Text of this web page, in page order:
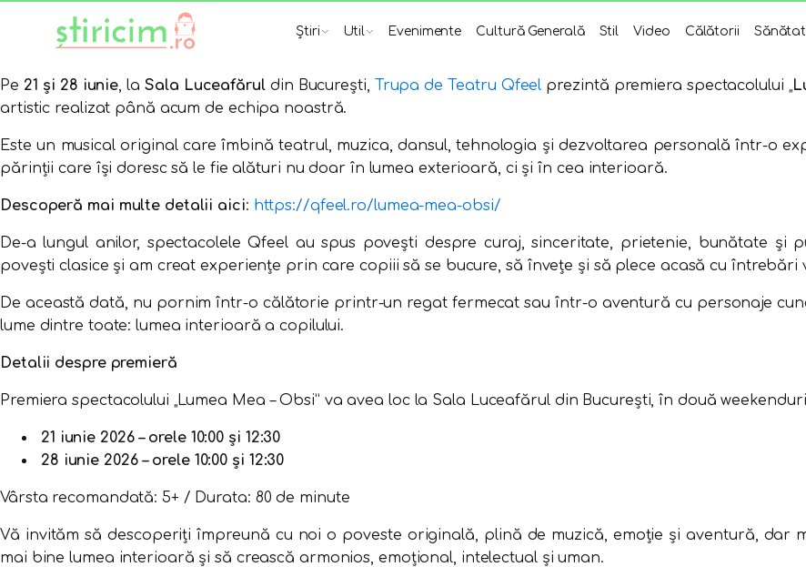
Știri Util Evenimente Cultură Generală Stil Video Călătorii
Pe 21 și 28 iunie, laSala Luceafărul din București, Trupa de Teatru Qfeel prezintă premiera spectacolului „
artistic realizat până acum de echipa noastră.
Este un musical original care îmbină teatrul, muzica, dansul, tehnologia și dezvoltarea personală într-o
părinții care își doresc să le fie alături nu doar în lumea exterioară, ci și în cea interioară.
Descoperă mai multe detalii aici: https://qfeel.ro/lumea-mea-obsi/
De-a lungul anilor, spectacolele Qfeel au spus povești despre curaj, sinceritate, prietenie, bunătate
povești clasice și am creat experiențe prin care copiii să se bucure, să învețe și să plece acasă cu întrebări
De această dată, nu pornim într-o călătorie printr-un regat fermecat sau într-o aventură cu personaje
lume dintre toate: lumea interioară a copilului.
Detalii despre premieră
Premiera spectacolului „Lumea Mea – Obsi” va avea loc la Sala Luceafărul din București, în două
21 iunie 2026 – orele 10:00 și 12:30
28 iunie 2026 – orele 10:00 și 12:30
Vârsta recomandată: 5+ / Durata: 80 de minute
Vă invităm să descoperiți împreună cu noi o poveste originală, plină de muzică, emoție și aventură, dar
mai bine lumea interioară și să crească armonios, emoțional, intelectual și uman.